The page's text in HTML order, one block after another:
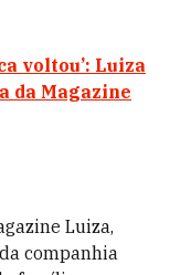
voltou’: Luiza
da Magazine
Luiza,
companhia